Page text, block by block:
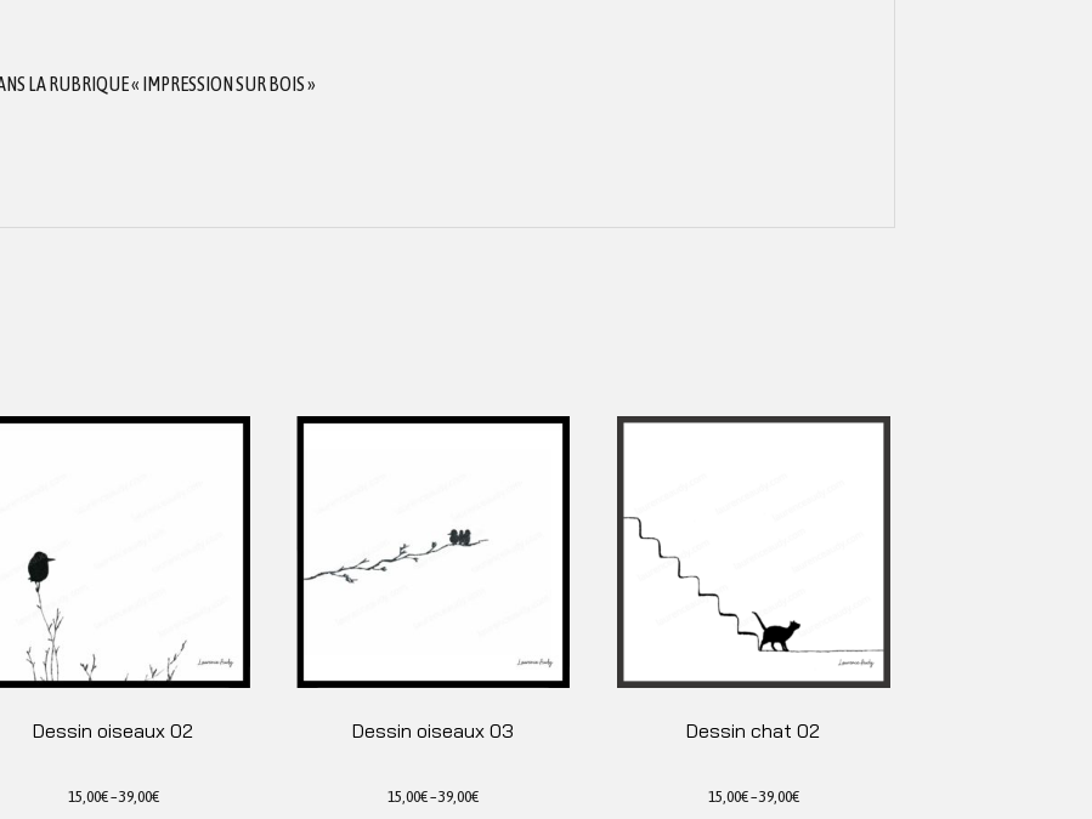
LA RUBRIQUE « IMPRESSION SUR BOIS »
Dessin oiseaux 02
15,00€–39,00€
Dessin oiseaux 03
15,00€–39,00€
Dessin chat 02
15,00€–39,00€